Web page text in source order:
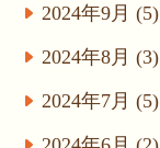
2024年9月 (5)
2024年8月 (3)
2024年7月 (5)